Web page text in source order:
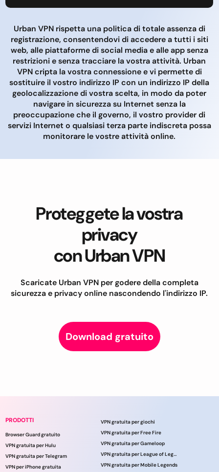
Urban VPN rispetta una politica di totale assenza di
registrazione, consentendovi di accedere a tutti i siti
web, alle piattaforme di social media e alle app senza
restrizioni e senza tracciare la vostra attività. Urban
VPN cripta la vostra connessione e vi permette di
sostituire il vostro indirizzo IP con un indirizzo IP della
geolocalizzazione di vostra scelta, in modo da poter
navigare in sicurezza su Internet senza la
preoccupazione che il governo, il vostro provider di
servizi Internet o qualsiasi terza parte indiscreta possa
monitorare le vostre attività online.
Proteggete la vostra
privacy
con Urban VPN
Scaricate Urban VPN per godere della completa
sicurezza e privacy online nascondendo l'indirizzo IP.
Download gratuito
PRODOTTI
Browser Guard gratuito
VPN gratuita per Hulu
VPN gratuita per Telegram
VPN per iPhone gratuita
VPN gratuita per giochi
VPN gratuita per Free Fire
VPN gratuita per Gameloop
VPN gratuita per League of Legends
VPN gratuita per Mobile Legends